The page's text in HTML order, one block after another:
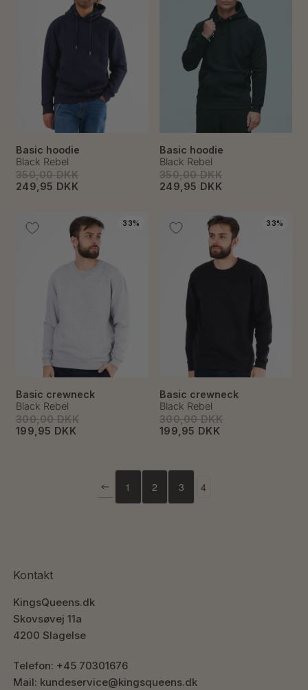
Basic hoodie
350,00 DKK
249,95 DKK
Black Rebel
Basic hoodie
350,00 DKK
249,95 DKK
Black Rebel
33%
Basic crewneck
300,00 DKK
199,95 DKK
Black Rebel
33%
Basic crewneck
300,00 DKK
199,95 DKK
Black Rebel
1 2 3 4
Kontakt
KingsQueens.dk
Skovsøvej 11a
4200 Slagelse
Telefon: +45 70301676
Mail: kundeservice@kingsqueens.dk